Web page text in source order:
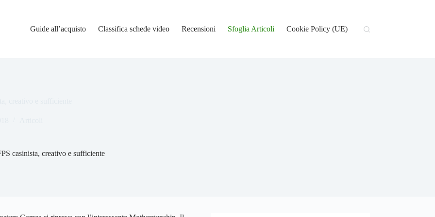
Guide all’acquisto
Classifica schede video Recensioni Sfoglia Articoli Cookie Policy (UE)
casinista, creativo e sufficiente